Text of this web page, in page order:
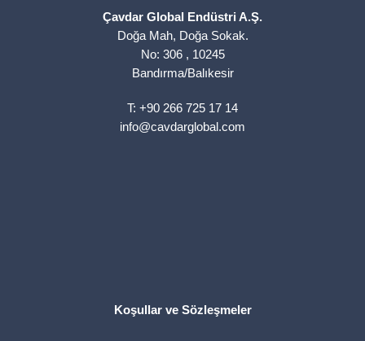
Çavdar Global Endüstri A.Ş.
Doğa Mah, Doğa Sokak.
No: 306 , 10245
Bandırma/Balıkesir
T: +90 266 725 17 14
info@cavdarglobal.com
Koşullar ve Sözleşmeler